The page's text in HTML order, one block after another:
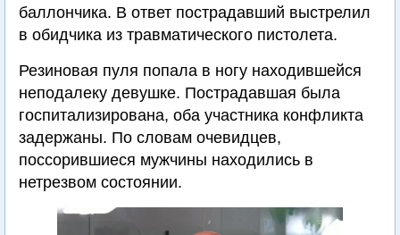
баллончика. В ответ пострадавший выстрелил
в обидчика из травматического пистолета.
Резиновая пуля попала в ногу находившейся
неподалеку девушке. Пострадавшая была
госпитализирована, оба участника конфликта
задержаны. По словам очевидцев,
поссорившиеся мужчины находились в
нетрезвом состоянии.